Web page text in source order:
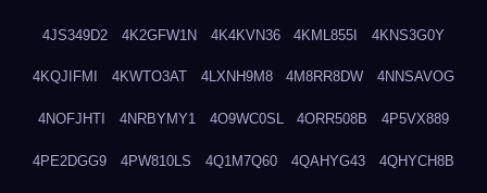
4JS349D2 4K2GFW1N 4K4KVN36 4KML855I 4KNS3G0Y
4KQJIFMI 4KWTO3AT 4LXNH9M8 4M8RR8DW 4NNSAVOG
4NOFJHTI 4NRBYMY1 4O9WC0SL 4ORR508B 4P5VX889
4PE2DGG9 4PW810LS 4Q1M7Q60 4QAHYG43 4QHYCH8B